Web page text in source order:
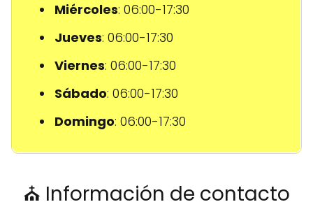
Miércoles: 06:00-17:30
Jueves: 06:00-17:30
Viernes: 06:00-17:30
Sábado: 06:00-17:30
Domingo: 06:00-17:30
⛪ Información de contacto